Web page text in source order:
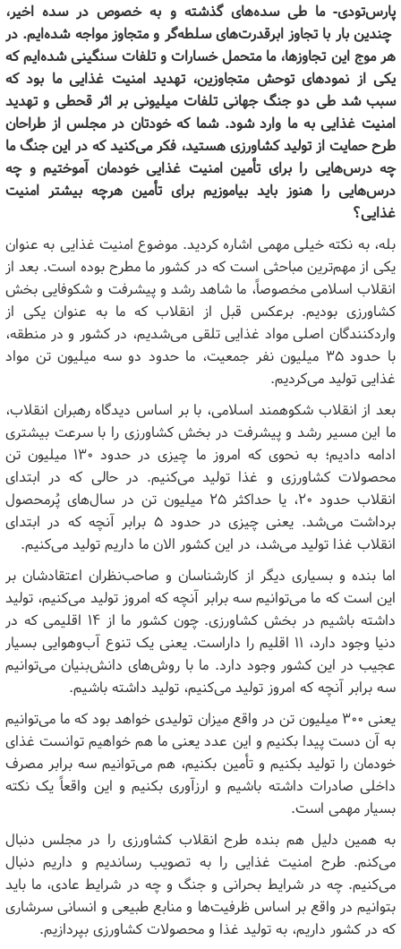
پارس‌تودی- ما طی سده‌های گذشته و به خصوص در سده‌ اخیر،
چندین بار با تجاوز ابرقدرت‌های سلطه‌گر و متجاوز مواجه شده‌ایم. در
هر موج این تجاوزها، ما متحمل خسارات و تلفات سنگینی شده‌ایم که
یکی از نمودهای توحش متجاوزین، تهدید امنیت غذایی ما بود که
سبب شد طی دو جنگ جهانی تلفات میلیونی بر اثر قحطی و تهدید
امنیت غذایی به ما وارد شود. شما که خودتان در مجلس از طراحان
طرح حمایت از تولید کشاورزی هستید، فکر می‌کنید که در این جنگ ما
چه درس‌هایی را برای تأمین امنیت غذایی خودمان آموختیم و چه
درس‌هایی را هنوز باید بیاموزیم برای تأمین هرچه بیشتر امنیت
غذایی؟
بله، به نکته خیلی مهمی اشاره کردید. موضوع امنیت غذایی به عنوان
یکی از مهم‌ترین مباحثی است که در کشور ما مطرح بوده است. بعد از
انقلاب اسلامی مخصوصاً، ما شاهد رشد و پیشرفت و شکوفایی بخش
کشاورزی بودیم. برعکس قبل از انقلاب که ما به عنوان یکی از
واردکنندگان اصلی مواد غذایی تلقی می‌شدیم، در کشور و در منطقه،
با حدود ۳۵ میلیون نفر جمعیت، ما حدود دو سه میلیون تن مواد
غذایی تولید می‌کردیم.
بعد از انقلاب شکوهمند اسلامی، با بر اساس دیدگاه رهبران انقلاب،
ما این مسیر رشد و پیشرفت در بخش کشاورزی را با سرعت بیشتری
ادامه دادیم؛ به نحوی که امروز ما چیزی در حدود ۱۳۰ میلیون تن
محصولات کشاورزی و غذا تولید می‌کنیم. در حالی که در ابتدای
انقلاب حدود ۲۰، یا حداکثر ۲۵ میلیون تن در سال‌های پُرمحصول
برداشت می‌شد. یعنی چیزی در حدود ۵ برابر آنچه که در ابتدای
انقلاب غذا تولید می‌شد، در این کشور الان ما داریم تولید می‌کنیم.
اما بنده و بسیاری دیگر از کارشناسان و صاحب‌نظران اعتقادشان بر
این است که ما می‌توانیم سه برابر آنچه که امروز تولید می‌کنیم، تولید
داشته باشیم در بخش کشاورزی. چون کشور ما از ۱۴ اقلیمی که در
دنیا وجود دارد، ۱۱ اقلیم را داراست. یعنی یک تنوع آب‌وهوایی بسیار
عجیب در این کشور وجود دارد. ما با روش‌های دانش‌بنیان می‌توانیم
سه برابر آنچه که امروز تولید می‌کنیم، تولید داشته باشیم.
یعنی ۳۰۰ میلیون تن در واقع میزان تولیدی خواهد بود که ما می‌توانیم
به آن دست پیدا بکنیم و این عدد یعنی ما هم خواهیم توانست غذای
خودمان را تولید بکنیم و تأمین بکنیم، هم می‌توانیم سه برابر مصرف
داخلی صادرات داشته باشیم و ارزآوری بکنیم و این واقعاً یک نکته
بسیار مهمی است.
به همین دلیل هم بنده طرح انقلاب کشاورزی را در مجلس دنبال
می‌کنم. طرح امنیت غذایی را به تصویب رساندیم و داریم دنبال
می‌کنیم. چه در شرایط بحرانی و جنگ و چه در شرایط عادی، ما باید
بتوانیم در واقع بر اساس ظرفیت‌ها و منابع طبیعی و انسانی سرشاری
که در کشور داریم، به تولید غذا و محصولات کشاورزی بپردازیم.